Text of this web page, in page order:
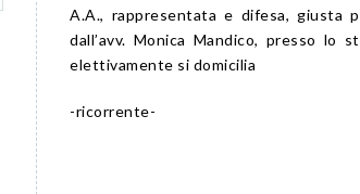
A.A., rappresentata e difesa, giusta
dall’avv. Monica Mandico, presso lo
elettivamente si domicilia
-ricorrente-